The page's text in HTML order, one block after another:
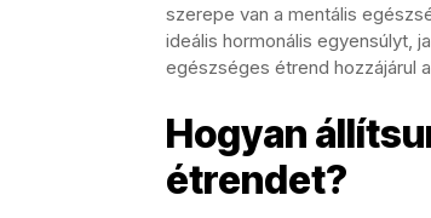
szerepe van a mentális
ideális hormonális egyensúlyt,
egészséges étrend hozzájárul
Hogyan
étrendet?